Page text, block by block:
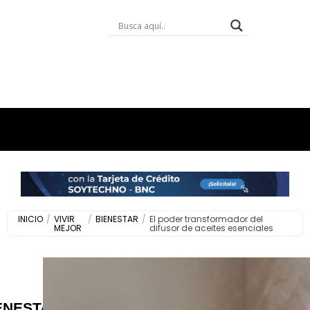
INICIO / VIVIR
MEJOR
/ BIENESTAR / El poder transformador del
difusor de aceites esenciales